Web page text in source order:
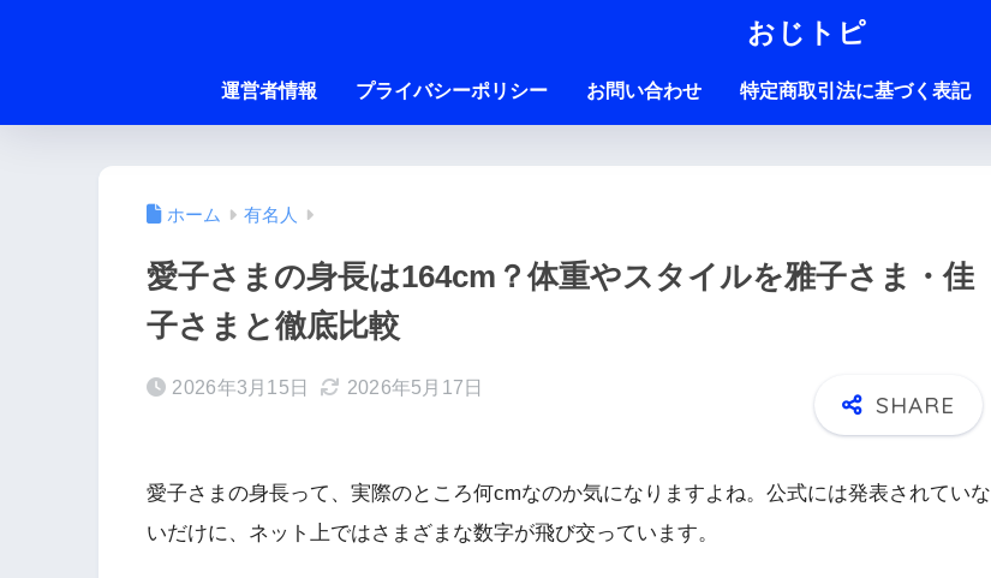
おじトピ
運営者情報 プライバシーポリシー お問い合わせ 特定商取引法に基づく表記
ホーム 有名人
愛子さまの身長は164cm？体重やスタイルを雅子さま・佳
子さまと徹底比較
2026年3月15日 2026年5月17日
愛子さまの身長って、実際のところ何cmなのか気になりますよね。公式には発表されていな
いだけに、ネット上ではさまざまな数字が飛び交っています。